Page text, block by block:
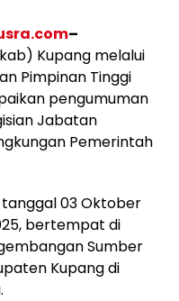
–
Kupang melalui
Pimpinan Tinggi
pengumuman
Jabatan
Pemerintah
03 Oktober
bertempat di
Sumber
Kupang di